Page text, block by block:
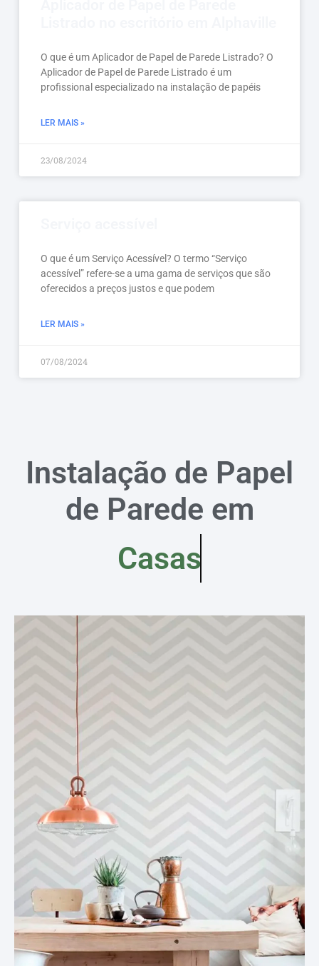
O que é um Aplicador de Papel de Parede Listrado? O
Aplicador de Papel de Parede Listrado é um
profissional especializado na instalação de papéis
LER MAIS »
23/08/2024
O que é um Serviço Acessível? O termo “Serviço
acessível” refere-se a uma gama de serviços que são
oferecidos a preços justos e que podem
LER MAIS »
07/08/2024
Instalação de Papel
de Parede em
Casas